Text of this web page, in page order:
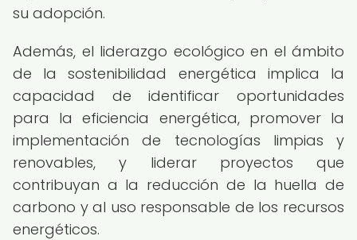
su adopción.
Además, el liderazgo ecológico en el ámbito
de la sostenibilidad energética implica la
capacidad de identificar oportunidades
para la eficiencia energética, promover la
implementación de tecnologías limpias y
renovables, y liderar proyectos que
contribuyan a la reducción de la huella de
carbono y al uso responsable de los recursos
energéticos.